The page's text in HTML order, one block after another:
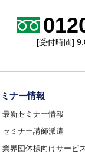
[受付時間]
ナー情報
最新セミナー情報
セミナー講師派遣
業界団体様向けサービ